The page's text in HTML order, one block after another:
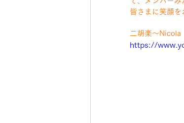
皆さまに笑顔を
二胡楽〜Nicola
https://